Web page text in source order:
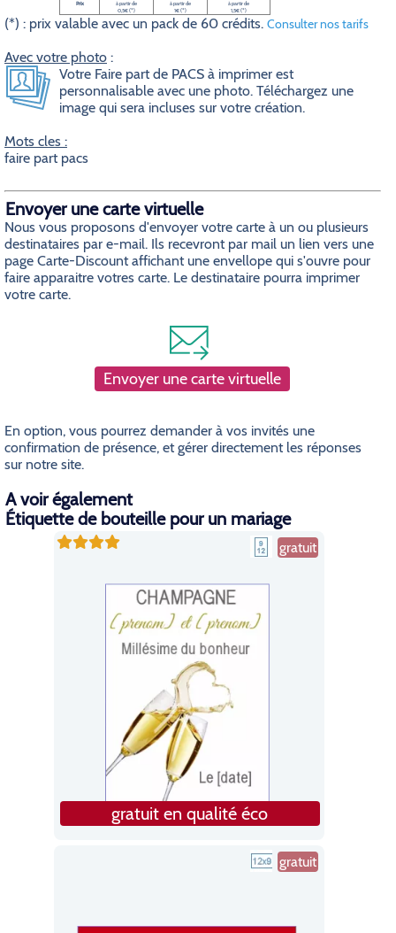
Prix
à partir de
0,5€ (*)
à partir de
1€ (*)
à partir de
1,5€ (*)
(*) : prix valable avec un pack de 60 crédits. Consulter nos tarifs
Avec votre photo :
Votre Faire part de PACS à imprimer est
personnalisable avec une photo. Téléchargez une
image qui sera incluses sur votre création.
Mots cles :
faire part pacs
Envoyer une carte virtuelle
Nous vous proposons d'envoyer votre carte à un ou plusieurs
destinataires par e-mail. Ils recevront par mail un lien vers une
page Carte-Discount affichant une envellope qui s'ouvre pour
faire apparaitre votres carte. Le destinataire pourra imprimer
votre carte.
Envoyer une carte virtuelle
En option, vous pourrez demander à vos invités une
confirmation de présence, et gérer directement les réponses
sur notre site.
A voir également
Étiquette de bouteille pour un mariage
gratuit
gratuit en qualité éco
gratuit